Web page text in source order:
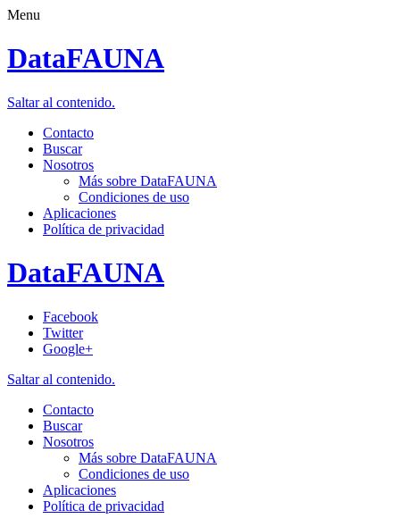
Menu
DataFAUNA
Saltar al contenido.
Contacto
Buscar
Nosotros
Más sobre DataFAUNA
Condiciones de uso
Aplicaciones
Política de privacidad
DataFAUNA
Facebook
Twitter
Google+
Saltar al contenido.
Contacto
Buscar
Nosotros
Más sobre DataFAUNA
Condiciones de uso
Aplicaciones
Política de privacidad